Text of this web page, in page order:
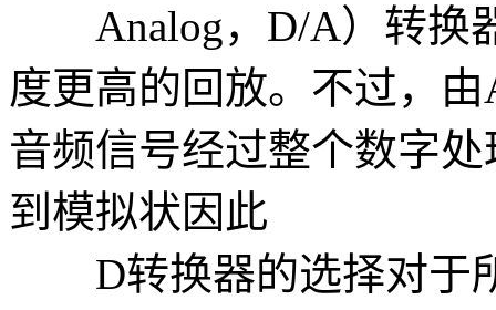
Analog，D/A）转换
度更高的回放。不过，
音频信号经过整个数字
到模拟状因此
D转换器的选择对于